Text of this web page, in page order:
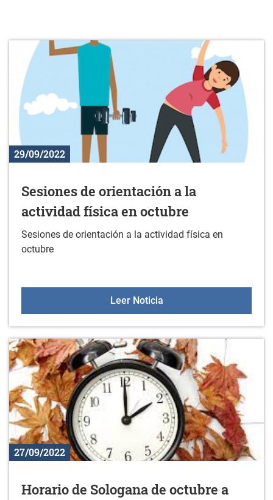
29/09/2022
Sesiones de orientación a la
actividad física en octubre
Sesiones de orientación a la actividad física en
octubre
Leer NoticiaSesiones de orientación
27/09/2022
Horario de Sologana de octubre a